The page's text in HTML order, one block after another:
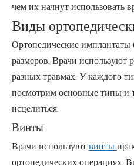
чем их начнут использовать
Виды
Ортопедические
размеров. Врачи используют
разных травмах. У каждого
посмотрим основные типы и
исцелиться.
Винты
Врачи используют винты
ортопедических операциях.